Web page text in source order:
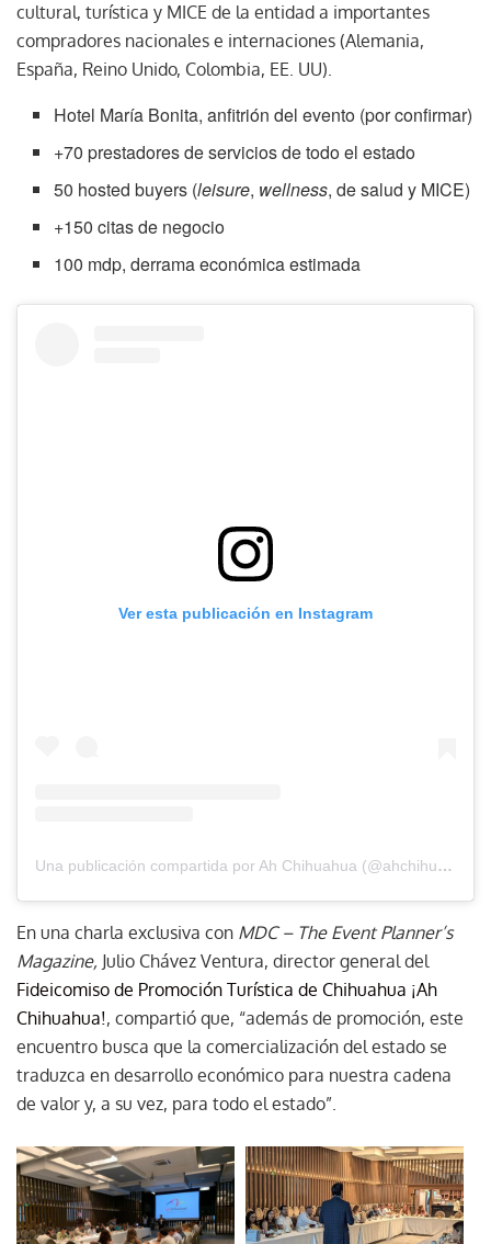
cultural, turística y MICE de la entidad a importantes
compradores nacionales e internaciones (Alemania,
España, Reino Unido, Colombia, EE. UU).
Hotel María Bonita, anfitrión del evento (por confirmar)
+70 prestadores de servicios de todo el estado
50 hosted buyers (leisure, wellness, de salud y MICE)
+150 citas de negocio
100 mdp, derrama económica estimada
Ver esta publicación en Instagram
Una publicación compartida por Ah Chihuahua (@ahchihuahua)
En una charla exclusiva con MDC – The Event Planner’s
Magazine, Julio Chávez Ventura, director general del
Fideicomiso de Promoción Turística de Chihuahua ¡Ah
Chihuahua!, compartió que, “además de promoción, este
encuentro busca que la comercialización del estado se
traduzca en desarrollo económico para nuestra cadena
de valor y, a su vez, para todo el estado”.